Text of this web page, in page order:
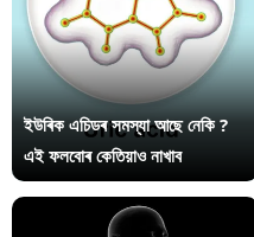
ইউৰিক এচিডৰ সমস্যা আছে নেকি ?
এই ফলবোৰ কেতিয়াও নাখাব